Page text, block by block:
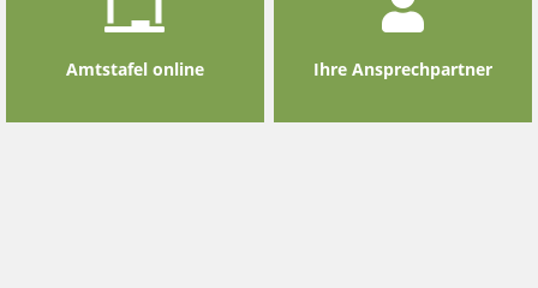
Amtstafel online Ihre Ansprechpartner